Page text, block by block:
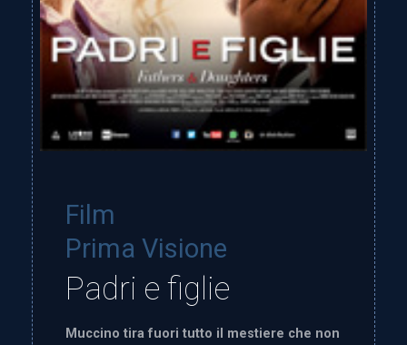
Film
Prima Visione
Padri e figlie
Muccino tira fuori tutto il mestiere che non